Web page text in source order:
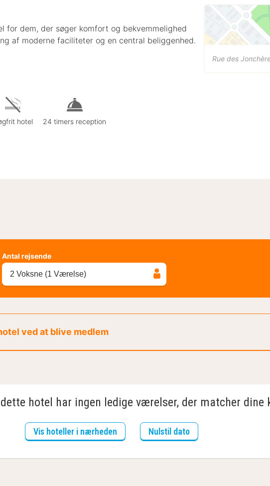
for dem, der søger komfort og bekvemmelighed
af moderne faciliteter og en central beliggenhed.
hotel 24 timers reception
Rue des
Antal rejsende
2 Voksne (1 Værelse)
ved at blive medlem
hotel har ingen ledige værelser, der matcher dine
Vis hoteller i nærheden Nulstil dato